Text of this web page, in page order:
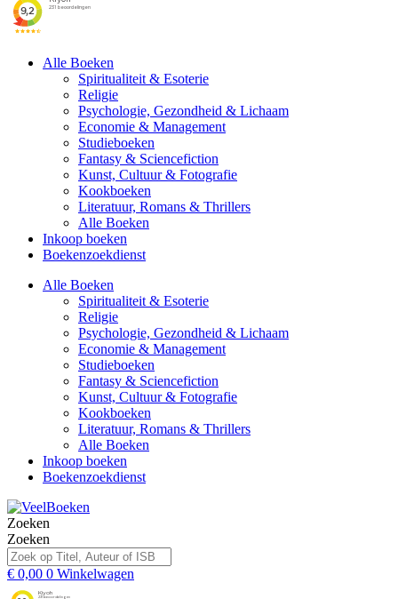
Alle Boeken
Spiritualiteit & Esoterie
Religie
Psychologie, Gezondheid & Lichaam
Economie & Management
Studieboeken
Fantasy & Sciencefiction
Kunst, Cultuur & Fotografie
Kookboeken
Literatuur, Romans & Thrillers
Alle Boeken
Inkoop boeken
Boekenzoekdienst
Alle Boeken
Spiritualiteit & Esoterie
Religie
Psychologie, Gezondheid & Lichaam
Economie & Management
Studieboeken
Fantasy & Sciencefiction
Kunst, Cultuur & Fotografie
Kookboeken
Literatuur, Romans & Thrillers
Alle Boeken
Inkoop boeken
Boekenzoekdienst
Zoeken
Zoeken
€ 0,00 0 Winkelwagen